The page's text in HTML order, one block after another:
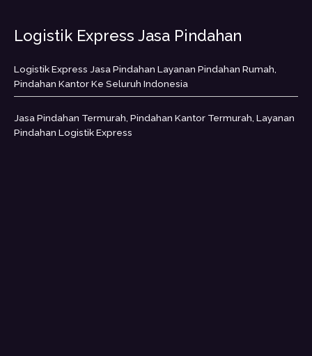
Logistik Express Jasa Pindahan
Logistik Express Jasa Pindahan Layanan Pindahan Rumah,
Pindahan Kantor Ke Seluruh Indonesia
Jasa Pindahan Termurah, Pindahan Kantor Termurah, Layanan
Pindahan Logistik Express